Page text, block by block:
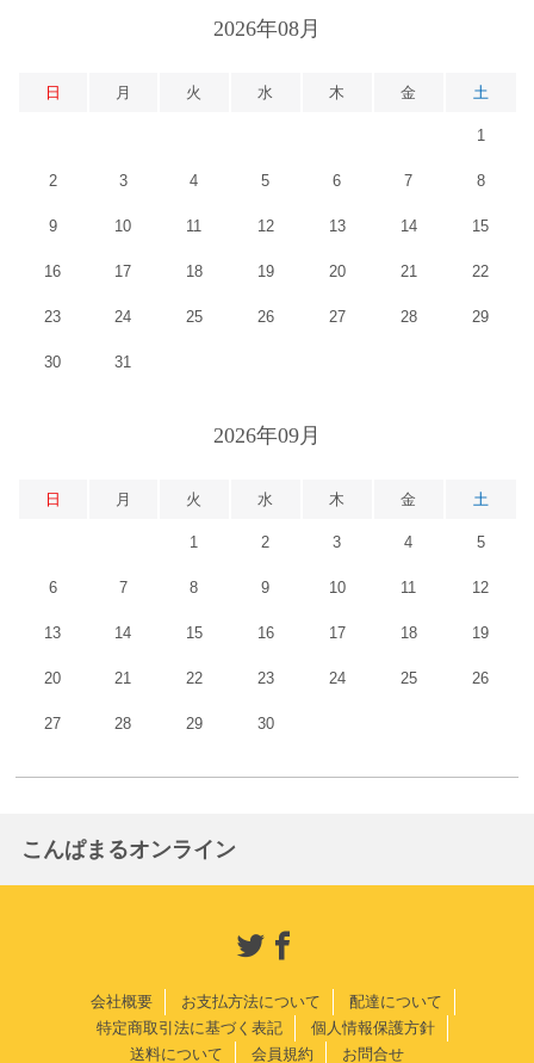
2026年08月
日 月 火 水 木 金 土
1
2 3 4 5 6 7 8
9 10 11 12 13 14 15
16 17 18 19 20 21 22
23 24 25 26 27 28 29
30 31
2026年09月
日 月 火 水 木 金 土
1 2 3 4 5
6 7 8 9 10 11 12
13 14 15 16 17 18 19
20 21 22 23 24 25 26
27 28 29 30
こんぱまるオンライン
会社概要 お支払方法について
配達について
特定商取引法に基づく表記
個人情報保護方針
送料について
会員規約 お問合せ